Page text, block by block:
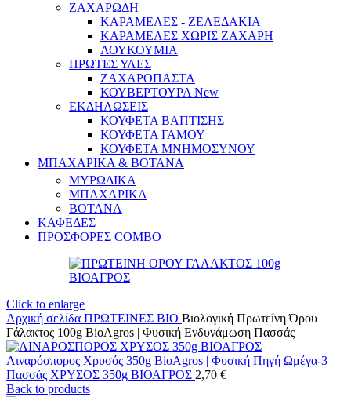
ΖΑΧΑΡΩΔΗ
ΚΑΡΑΜΕΛΕΣ - ΖΕΛΕΔΑΚΙΑ
ΚΑΡΑΜΕΛΕΣ ΧΩΡΙΣ ΖΑΧΑΡΗ
ΛΟΥΚΟΥΜΙΑ
ΠΡΩΤΕΣ ΥΛΕΣ
ΖΑΧΑΡΟΠΑΣΤΑ
ΚΟΥΒΕΡΤΟΥΡΑNew
ΕΚΔΗΛΩΣΕΙΣ
ΚΟΥΦΕΤΑ ΒΑΠΤΙΣΗΣ
ΚΟΥΦΕΤΑ ΓΑΜΟΥ
ΚΟΥΦΕΤΑ ΜΝΗΜΟΣΥΝΟΥ
ΜΠΑΧΑΡΙΚΑ & ΒΟΤΑΝΑ
ΜΥΡΩΔΙΚΑ
ΜΠΑΧΑΡΙΚΑ
ΒΟΤΑΝΑ
ΚΑΦΕΔΕΣ
ΠΡΟΣΦΟΡΕΣ COMBO
Click to enlarge
Αρχική σελίδα ΠΡΩΤΕΙΝΕΣ ΒΙΟ Βιολογική Πρωτεΐνη Όρου
Γάλακτος 100g BioAgros | Φυσική Ενδυνάμωση Πασσάς
Λιναρόσπορος Χρυσός 350g BioAgros | Φυσική Πηγή Ωμέγα-3
Πασσάς ΧΡΥΣΟΣ 350g ΒΙΟΑΓΡΟΣ 2,70 €
Back to products